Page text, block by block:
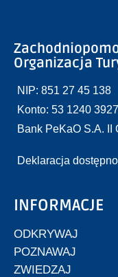
Organizacja
NIP: 851 27 45 138
Konto: 53 1240
Bank PeKaO S.A. II
Deklaracja
INFORMACJE
ODKRYWAJ
POZNAWAJ
ZWIEDZAJ